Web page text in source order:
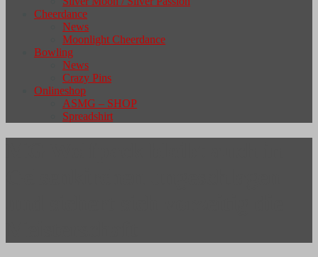
Cheerdance
News
Moonlight Cheerdance
Bowling
News
Crazy Pins
Onlineshop
ASMG – SHOP
Spreadshirt